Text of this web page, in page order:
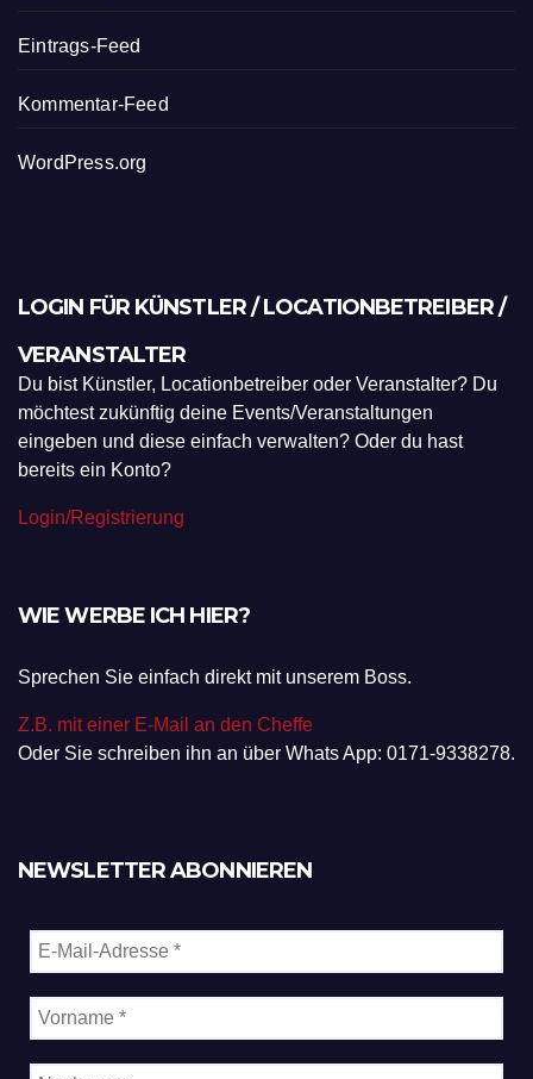
Eintrags-Feed
Kommentar-Feed
WordPress.org
LOGIN FÜR KÜNSTLER / LOCATIONBETREIBER /
VERANSTALTER
Du bist Künstler, Locationbetreiber oder Veranstalter? Du
möchtest zukünftig deine Events/Veranstaltungen
eingeben und diese einfach verwalten? Oder du hast
bereits ein Konto?
Login/Registrierung
WIE WERBE ICH HIER?
Sprechen Sie einfach direkt mit unserem Boss.
Z.B. mit einer E-Mail an den Cheffe
Oder Sie schreiben ihn an über Whats App: 0171-9338278.
NEWSLETTER ABONNIEREN